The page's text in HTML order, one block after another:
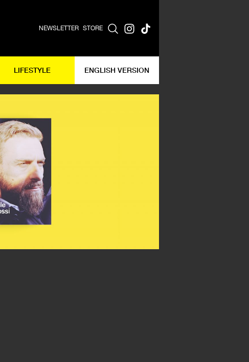
NEWSLETTER STORE
LIFESTYLE ENGLISH VERSION